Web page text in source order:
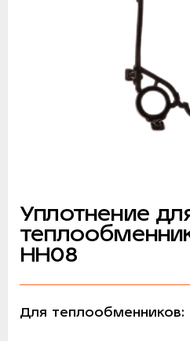
Уплотнение
НН08
Для теплообменников: